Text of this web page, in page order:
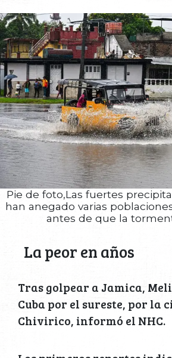
Pie de foto,Las fuertes
han anegado varias
antes de que la
La peor en años
Tras golpear a Jamica,
Cuba por el sureste, por la
Chivirico, informó el NHC.